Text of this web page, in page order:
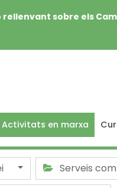
sobre els
Activitats en marxa
Serveis